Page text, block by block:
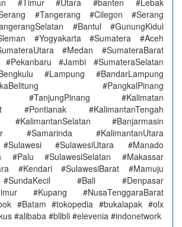
#Timur #Utara #banten #Lebak
#Tangerang #Cilegon #Serang
#Bantul #GunungKidul
#Yogyakarta #Sumatera #Aceh
#Medan #SumateraBarat
#Jambi #SumateraSelatan
#Lampung #BandarLampung
#PangkalPinang
#TanjungPinang #Kalimatan
#Pontianak #KalimantanTengah
#KalimantanSelatan #Banjarmasin
#Samarinda #KalimantanUtara
#SulawesiUtara #Manado
#Palu #SulawesiSelatan #Makassar
#Kendari #SulawesiBarat #Mamuju
#Bali #Denpasar
#Kupang #NusaTenggaraBarat
#Batam #tokopedia #bukalapak #olx
#alibaba #blibli #elevenia #indonetwork